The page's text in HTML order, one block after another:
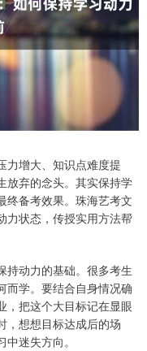
力增大、知识点难度提
放弃的念头。其实保持学
终备考效果。珠海艺考文
力状态，传授实用方法帮
持动力的基础。很多考生
而学。要结合自身情况确
，把这个大目标记在显眼
，想想目标达成后的场
迷失方向。